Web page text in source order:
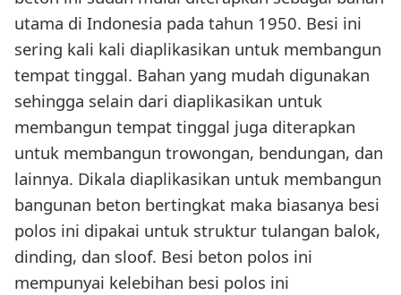
utama di Indonesia pada tahun 1950. Besi ini
sering kali kali diaplikasikan untuk membangun
tempat tinggal. Bahan yang mudah digunakan
sehingga selain dari diaplikasikan untuk
membangun tempat tinggal juga diterapkan
untuk membangun trowongan, bendungan, dan
lainnya. Dikala diaplikasikan untuk membangun
bangunan beton bertingkat maka biasanya besi
polos ini dipakai untuk struktur tulangan balok,
dinding, dan sloof. Besi beton polos ini
mempunyai kelebihan besi polos ini